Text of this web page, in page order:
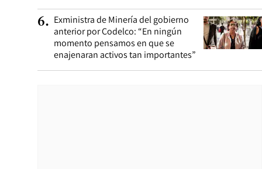
6. Exministra de Minería del gobierno
anterior por Codelco: “En ningún
momento pensamos en que se
enajenaran activos tan importantes”